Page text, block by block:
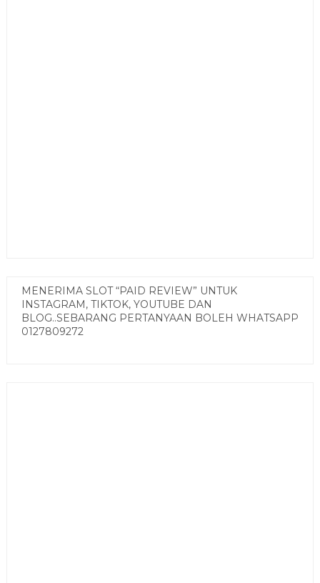
MENERIMA SLOT “PAID REVIEW” UNTUK
INSTAGRAM, TIKTOK, YOUTUBE DAN
BLOG..SEBARANG PERTANYAAN BOLEH WHATSAPP
0127809272